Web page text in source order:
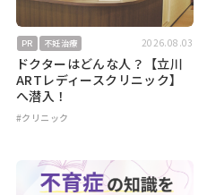
PR 不妊治療 2026.08.03
ドクターはどんな人？【立川
ARTレディースクリニック】
へ潜入！
#クリニック